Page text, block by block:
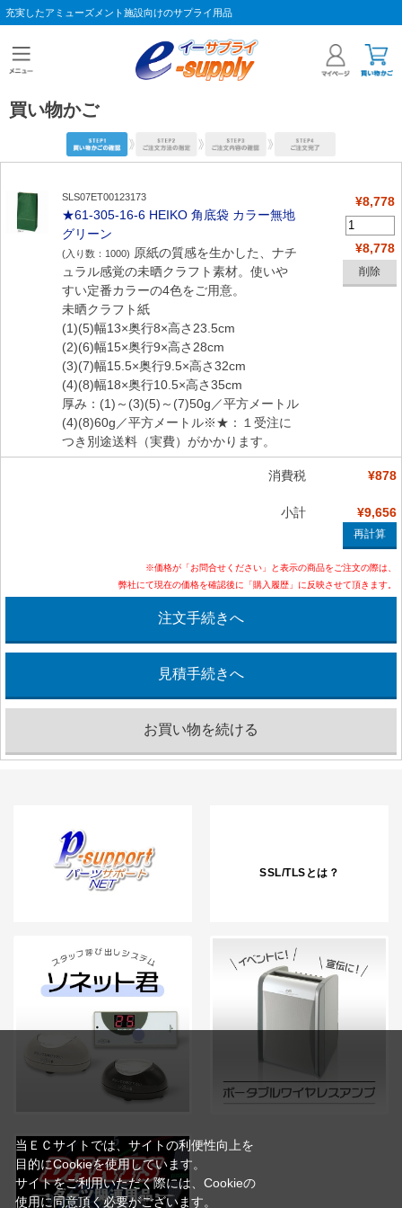
充実したアミューズメント施設向けのサプライ用品
買い物かご
SLS07ET00123173
★61-305-16-6 HEIKO 角底袋 カラー無地
グリーン
(入り数：1000) 原紙の質感を生かした、ナチ
ュラル感覚の未晒クラフト素材。使いや
すい定番カラーの4色をご用意。
未晒クラフト紙
(1)(5)幅13×奥行8×高さ23.5cm
(2)(6)幅15×奥行9×高さ28cm
(3)(7)幅15.5×奥行9.5×高さ32cm
(4)(8)幅18×奥行10.5×高さ35cm
厚み：(1)～(3)(5)～(7)50g／平方メートル
(4)(8)60g／平方メートル※★：１受注に
つき別途送料（実費）がかかります。
¥8,778
¥8,778
消費税 ¥878
小計 ¥9,656
※価格が「お問合せください」と表示の商品をご注文の際は、
弊社にて現在の価格を確認後に「購入履歴」に反映させて頂きます。
SSL/TLSとは？
当ＥＣサイトでは、サイトの利便性向上を
目的にCookieを使用しています。
サイトをご利用いただく際には、Cookieの
使用に同意頂く必要がございます。